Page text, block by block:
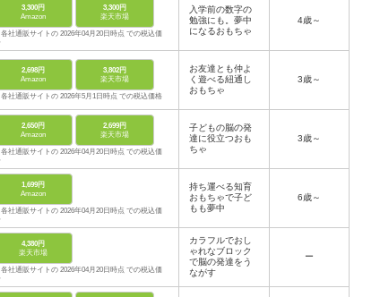
3,300円
Amazon
3,300円
楽天市場
社通販サイトの 2026年04月20日時点 での税込価
入学前の数字の
勉強にも。夢中
になるおもちゃ
4歳～
2,698円
Amazon
3,802円
楽天市場
社通販サイトの 2026年5月1日時点 での税込価格
お友達とも仲よ
く遊べる紐通し
おもちゃ
3歳～
2,650円
Amazon
2,699円
楽天市場
社通販サイトの 2026年04月20日時点 での税込価
子どもの脳の発
達に役立つおも
ちゃ
3歳～
1,699円
Amazon
社通販サイトの 2026年04月20日時点 での税込価
持ち運べる知育
おもちゃで子ど
もも夢中
6歳～
4,380円
楽天市場
社通販サイトの 2026年04月20日時点 での税込価
カラフルでおし
ゃれなブロック
で脳の発達をう
ながす
ー